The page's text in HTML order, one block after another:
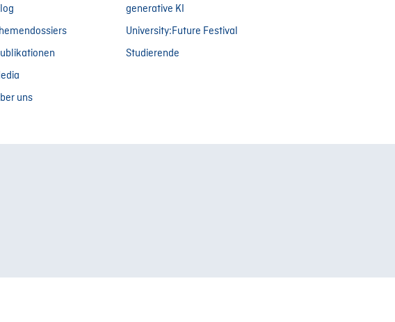
uns
generative KI
University:Future Festival
Studierende